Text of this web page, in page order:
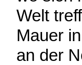
Welt
Mauer
an der